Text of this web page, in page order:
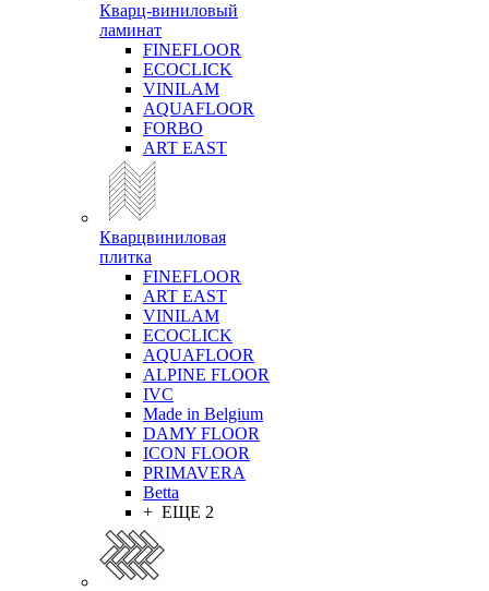
Кварц-виниловый
ламинат
FINEFLOOR
ECOCLICK
VINILAM
AQUAFLOOR
FORBO
ART EAST
Кварцвиниловая
плитка
FINEFLOOR
ART EAST
VINILAM
ECOCLICK
AQUAFLOOR
ALPINE FLOOR
IVC
Made in Belgium
DAMY FLOOR
ICON FLOOR
PRIMAVERA
Betta
+ ЕЩЕ 2